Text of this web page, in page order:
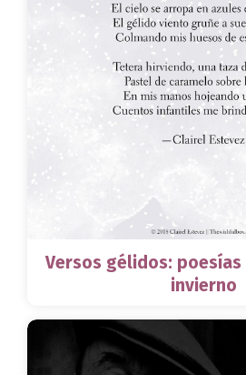
Versos gélidos:
invierno